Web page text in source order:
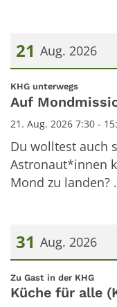
21 Aug. 2026
Datum: 21. August
KHG unterwegs:
Auf
21. Aug. 2026 7:30 -
Du wolltest auch
Astronaut*innen
Mond zu landen?
31 Aug. 2026
Datum: 31. August
Zu Gast in der KHG:
Küche für alle